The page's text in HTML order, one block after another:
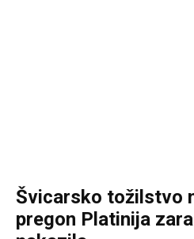
Švicarsko tožilstvo
pregon Platinija